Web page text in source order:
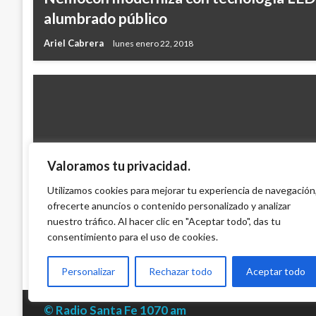
Valoramos tu privacidad.
Utilizamos cookies para mejorar tu experiencia de navegación,
ofrecerte anuncios o contenido personalizado y analizar
nuestro tráfico. Al hacer clic en "Aceptar todo", das tu
consentimiento para el uso de cookies.
Personalizar Rechazar todo Aceptar todo
alumbrado público
Ariel Cabrera lunes enero 22, 2018
CUNDINAMARCA
Policía herido aseguró que «lo de
era vandalismo»
Iván Briceño lunes septiembre 2, 2013
© Radio Santa Fe 1070 am